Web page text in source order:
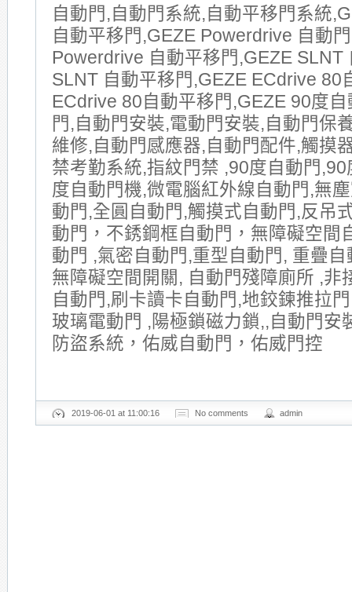
自動門,自動門系統,自動平移門系統
自動平移門,GEZE Powerdrive 自動
Powerdrive 自動平移門,GEZE SLNT
SLNT 自動平移門,GEZE ECdrive 80
ECdrive 80自動平移門,GEZE 90度
門,自動門安裝,電動門安裝,自動門保
維修,自動門感應器,自動門配件,觸摸
禁考勤系統,指紋門禁 ,90度自動門
度自動門機,微電腦紅外線自動門,無
動門,全圓自動門,觸摸式自動門,反吊
動門，不銹鋼框自動門，無障礙空間
動門 ,氣密自動門,重型自動門, 重疊
無障礙空間開關, 自動門殘障廁所 ,非
自動門,刷卡讀卡自動門,地鉸鍊推拉
玻璃電動門 ,陽極鎖磁力鎖,,自動門安
防盜系統，佑威自動門，佑威門控
2019-06-01 at 11:00:16 No comments admin